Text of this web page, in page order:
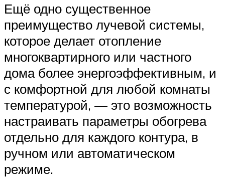
Ещё одно существенное
преимущество лучевой системы,
которое делает отопление
многоквартирного или частного
дома более энергоэффективным, и
с комфортной для любой комнаты
температурой, — это возможность
настраивать параметры обогрева
отдельно для каждого контура, в
ручном или автоматическом
режиме.